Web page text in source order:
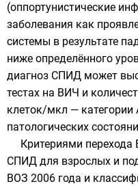
(оппортунистические
заболевания как
системы в результате
ниже определённого
диагноз СПИД может
тестах на ВИЧ и
клеток/мкл — категории
патологических
Критериями
СПИД для взрослых и
ВОЗ 2006 года и